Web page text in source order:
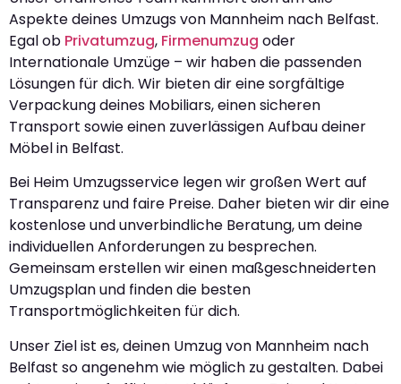
Aspekte deines Umzugs von Mannheim nach Belfast.
Egal ob Privatumzug, Firmenumzug oder
Internationale Umzüge – wir haben die passenden
Lösungen für dich. Wir bieten dir eine sorgfältige
Verpackung deines Mobiliars, einen sicheren
Transport sowie einen zuverlässigen Aufbau deiner
Möbel in Belfast.
Bei Heim Umzugsservice legen wir großen Wert auf
Transparenz und faire Preise. Daher bieten wir dir eine
kostenlose und unverbindliche Beratung, um deine
individuellen Anforderungen zu besprechen.
Gemeinsam erstellen wir einen maßgeschneiderten
Umzugsplan und finden die besten
Transportmöglichkeiten für dich.
Unser Ziel ist es, deinen Umzug von Mannheim nach
Belfast so angenehm wie möglich zu gestalten. Dabei